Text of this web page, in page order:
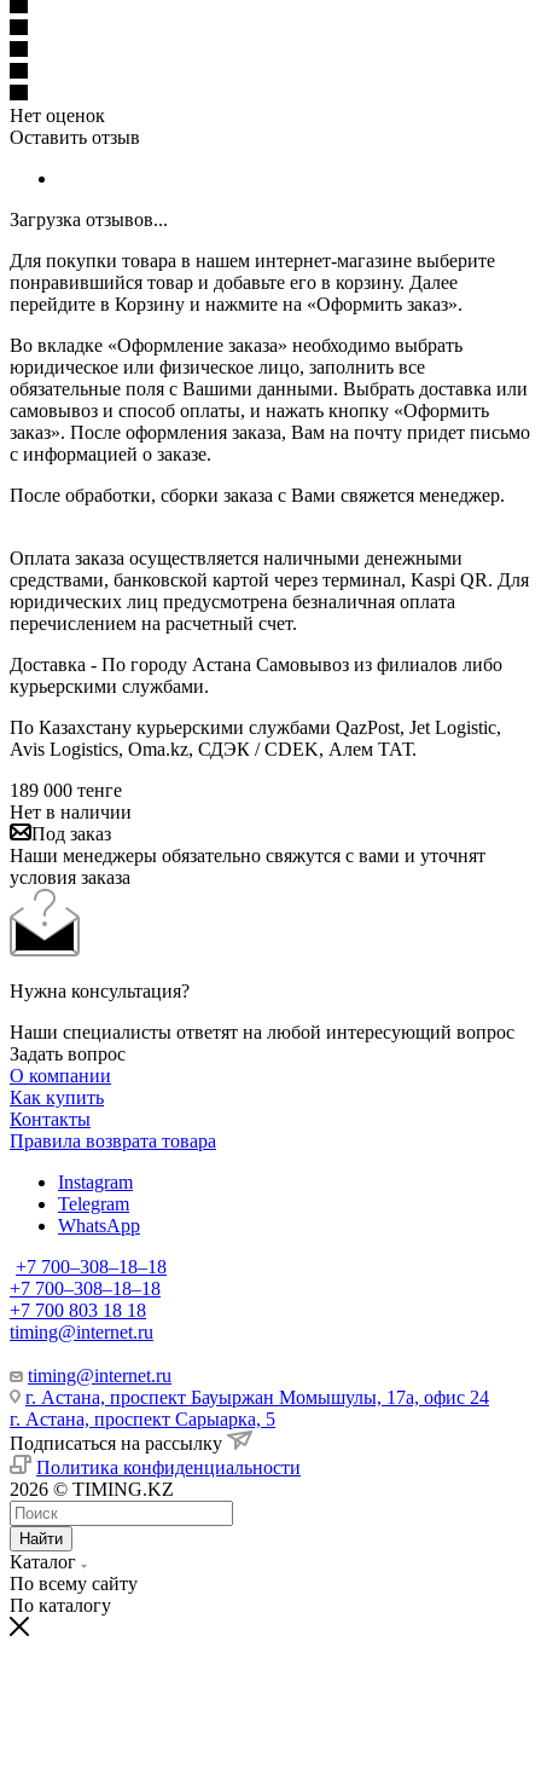
Нет оценок
Оставить отзыв
Загрузка отзывов...
Для покупки товара в нашем интернет-магазине выберите
понравившийся товар и добавьте его в корзину. Далее
перейдите в Корзину и нажмите на «Оформить заказ».
Во вкладке «Оформление заказа» необходимо выбрать
юридическое или физическое лицо, заполнить все
обязательные поля с Вашими данными. Выбрать доставка или
самовывоз и способ оплаты, и нажать кнопку «Оформить
заказ». После оформления заказа, Вам на почту придет письмо
с информацией о заказе.
После обработки, сборки заказа с Вами свяжется менеджер.
Оплата заказа осуществляется наличными денежными
средствами, банковской картой через терминал, Kaspi QR. Для
юридических лиц предусмотрена безналичная оплата
перечислением на расчетный счет.
Доставка - По городу Астана Самовывоз из филиалов либо
курьерскими службами.
По Казахстану курьерскими службами QazPost, Jet Logistic,
Avis Logistics, Oma.kz, СДЭК / CDEK, Алем ТАТ.
189 000 тенге
Нет в наличии
Под заказ
Наши менеджеры обязательно свяжутся с вами и уточнят
условия заказа
Нужна консультация?
Наши специалисты ответят на любой интересующий вопрос
Задать вопрос
О компании
Как купить
Контакты
Правила возврата товара
Instagram
Telegram
WhatsApp
+7 700‒308‒18‒18
+7 700‒308‒18‒18
+7 700 803 18 18
timing@internet.ru
timing@internet.ru
г. Астана, проспект Бауыржан Момышулы, 17а, офис 24
г. Астана, проспект Сарыарка, 5
Подписаться на рассылку
Политика конфиденциальности
2026 © TIMING.KZ
Найти
Каталог
По всему сайту
По каталогу